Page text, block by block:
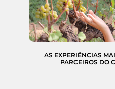
AS EXPERIÊNCIAS
PARCEIROS DO